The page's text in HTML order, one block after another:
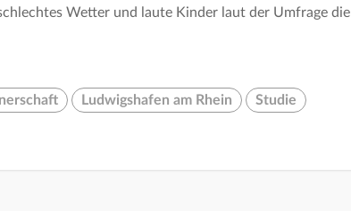
Wetter und laute Kinder laut der Umfrage die
Ludwigshafen am Rhein Studie